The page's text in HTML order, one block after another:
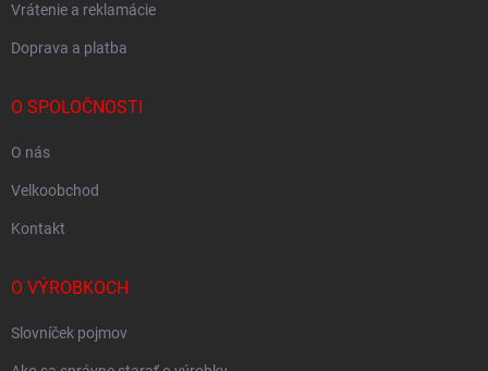
Vrátenie a reklamácie
Doprava a platba
O SPOLOČNOSTI
O nás
Velkoobchod
Kontakt
O VÝROBKOCH
Slovníček pojmov